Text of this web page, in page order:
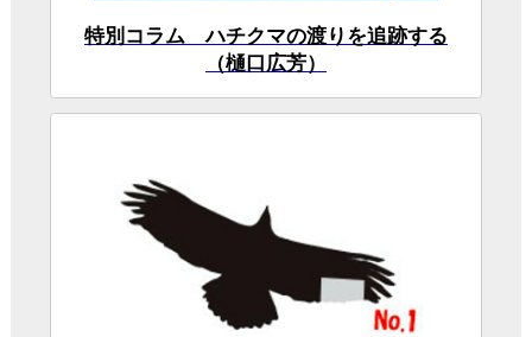
第１回 まずワシタカ類の表情を見て、彼
らとの距離感をチェックする